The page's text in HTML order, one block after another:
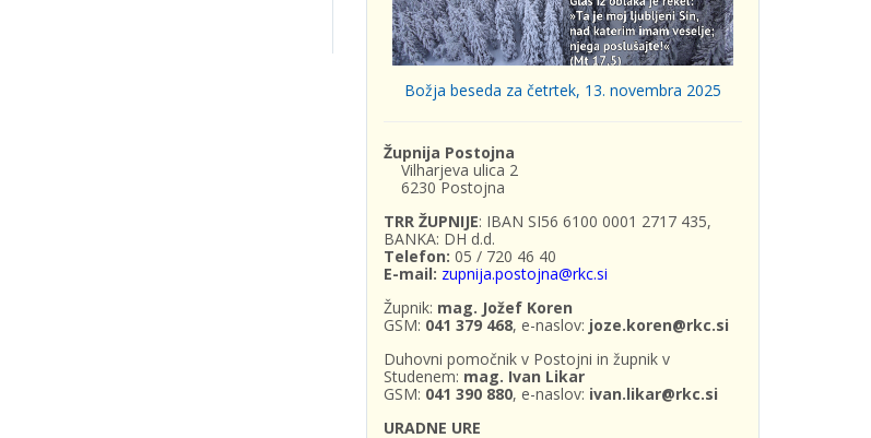
Božja beseda za četrtek, 13. novembra 2025
Župnija Postojna
Vilharjeva ulica 2
6230 Postojna
TRR ŽUPNIJE: IBAN SI56 6100 0001 2717 435,
BANKA: DH d.d.
Telefon: 05 / 720 46 40
E-mail: zupnija.postojna@rkc.si
Župnik: mag. Jožef Koren
GSM: 041 379 468, e-naslov: joze.koren@rkc.si
Duhovni pomočnik v Postojni in župnik v
Studenem: mag. Ivan Likar
GSM: 041 390 880, e-naslov: ivan.likar@rkc.si
URADNE URE